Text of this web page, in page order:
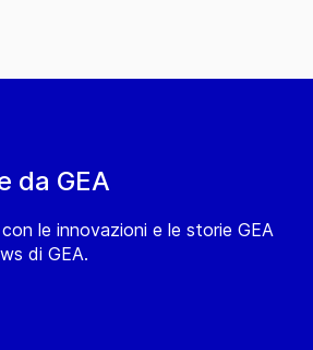
da GEA
le innovazioni e le storie GEA
di GEA.